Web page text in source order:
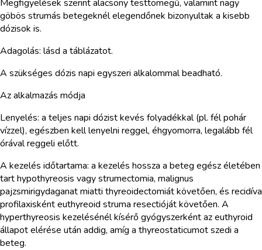
Megfigyelések szerint alacsony testtömegű, valamint nagy
göbös strumás betegeknél elegendőnek bizonyultak a kisebb
dózisok is.
Adagolás: lásd a táblázatot.
A szükséges dózis napi egyszeri alkalommal beadható.
Az alkalmazás módja
Lenyelés: a teljes napi dózist kevés folyadékkal (pl. fél pohár
vízzel), egészben kell lenyelni reggel, éhgyomorra, legalább fél
órával reggeli előtt.
A kezelés időtartama: a kezelés hossza a beteg egész életében
tart hypothyreosis vagy strumectomia, malignus
pajzsmirigydaganat miatti thyreoidectomiát követően, és recidíva
profilaxisként euthyreoid struma resectióját követően. A
hyperthyreosis kezelésénél kísérő gyógyszerként az euthyroid
állapot elérése után addig, amíg a thyreostaticumot szedi a
beteg.